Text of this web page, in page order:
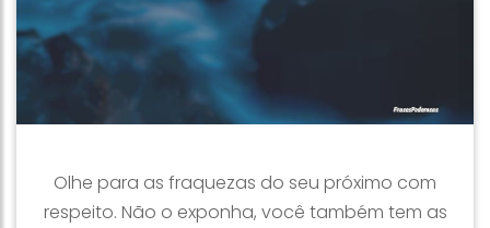
Olhe para as fraquezas do seu próximo com
respeito. Não o exponha, você também tem as